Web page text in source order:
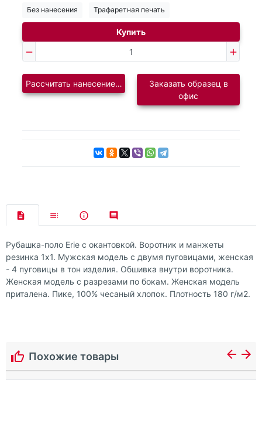
Без нанесения Трафаретная печать
Купить
Рассчитать нанесение логотипаЗаказать образец в
офис
Рубашка-поло Erie с окантовкой. Воротник и манжеты
резинка 1х1. Мужская модель с двумя пуговицами, женская
- 4 пуговицы в тон изделия. Обшивка внутри воротника.
Женская модель с разрезами по бокам. Женская модель
приталена. Пике, 100% чесаный хлопок. Плотность 180 г/м2.
Похожие товары